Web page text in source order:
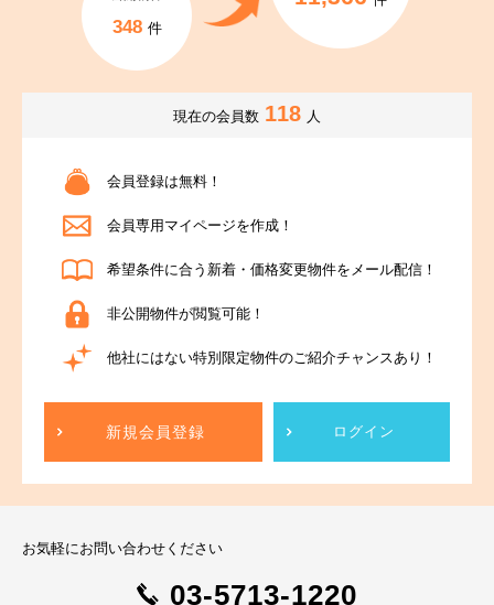
348 件
現在の会員数 118 人
会員登録は無料！
会員専用マイページを作成！
希望条件に合う新着・価格変更物件をメール配信！
非公開物件が閲覧可能！
他社にはない特別限定物件のご紹介チャンスあり！
新規会員登録 ログイン
お気軽にお問い合わせください
03-5713-1220